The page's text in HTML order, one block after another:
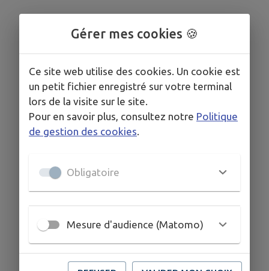
Gérer mes cookies 🍪
Ce site web utilise des cookies. Un cookie est
un petit fichier enregistré sur votre terminal
lors de la visite sur le site.
Pour en savoir plus, consultez notre Politique
de gestion des cookies
Obligatoire
Mesure d'audience (Matomo)